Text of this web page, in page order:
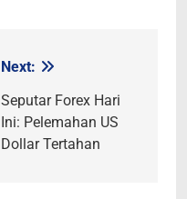
Next:
Seputar Forex Hari
Ini: Pelemahan US
Dollar Tertahan